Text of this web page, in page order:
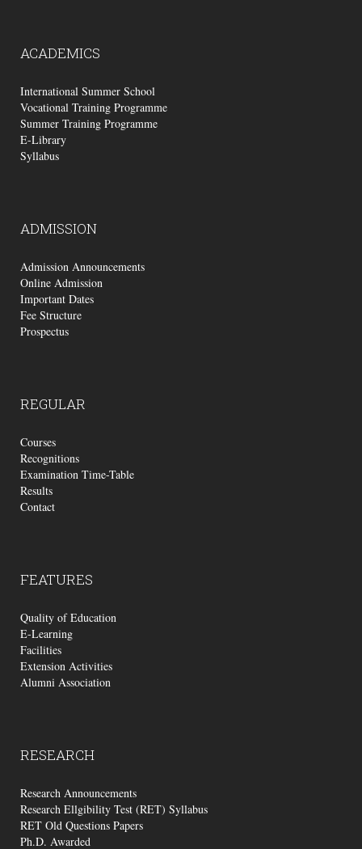
ACADEMICS
International Summer School
Vocational Training Programme
Summer Training Programme
E-Library
Syllabus
ADMISSION
Admission Announcements
Online Admission
Important Dates
Fee Structure
Prospectus
REGULAR
Courses
Recognitions
Examination Time-Table
Results
Contact
FEATURES
Quality of Education
E-Learning
Facilities
Extension Activities
Alumni Association
RESEARCH
Research Announcements
Research Ellgibility Test (RET) Syllabus
RET Old Questions Papers
Ph.D. Awarded